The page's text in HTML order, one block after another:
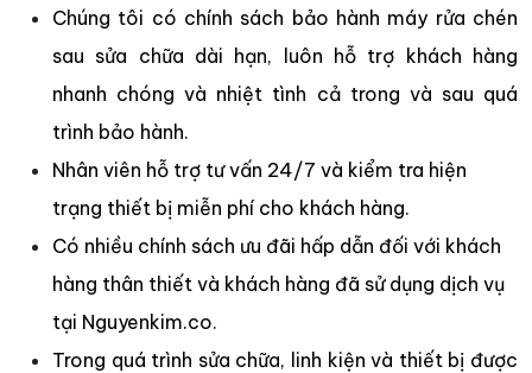
Chúng tôi có chính sách bảo hành máy rửa chén
sau sửa chữa dài hạn, luôn hỗ trợ khách hàng
nhanh chóng và nhiệt tình cả trong và sau quá
trình bảo hành.
Nhân viên hỗ trợ tư vấn 24/7 và kiểm tra hiện
trạng thiết bị miễn phí cho khách hàng.
Có nhiều chính sách ưu đãi hấp dẫn đối với khách
hàng thân thiết và khách hàng đã sử dụng dịch vụ
tại Nguyenkim.co.
Trong quá trình sửa chữa, linh kiện và thiết bị được